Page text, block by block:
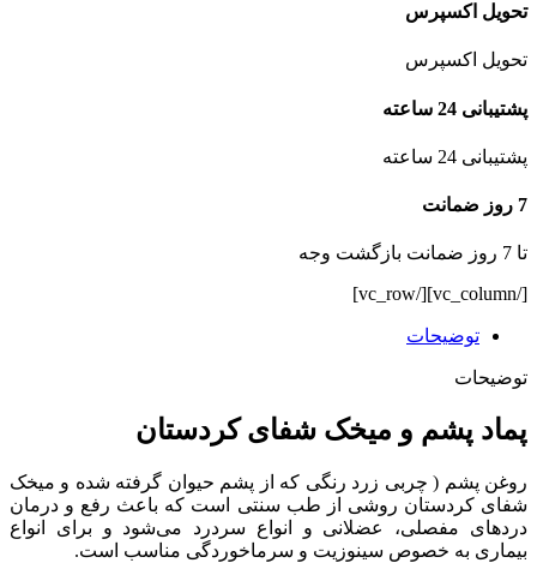
تحویل اکسپرس
تحویل اکسپرس
پشتیبانی 24 ساعته
پشتیبانی 24 ساعته
7 روز ضمانت
تا 7 روز ضمانت بازگشت وجه
[/vc_column][/vc_row]
توضیحات
توضیحات
پماد پشم و میخک شفای کردستان
روغن پشم ( چربی زرد رنگی که از پشم حیوان گرفته شده و میخک
شفای کردستان روشی از طب سنتی است که باعث رفع و درمان
دردهای مفصلی، عضلانی و انواع سردرد می‌شود و برای انواع
بیماری به خصوص سینوزیت و سرماخوردگی مناسب است.